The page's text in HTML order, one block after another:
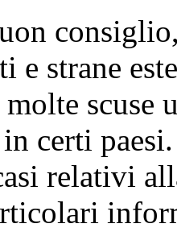
e strane
scuse
certi
relativi